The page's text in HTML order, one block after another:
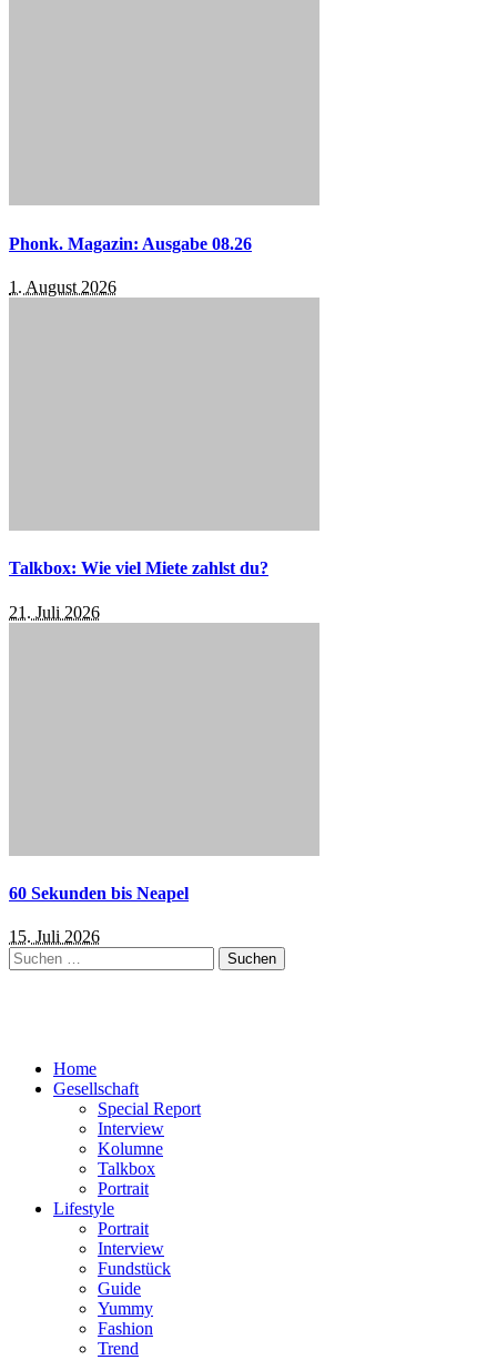
Phonk. Magazin: Ausgabe 08.26
1. August 2026
Talkbox: Wie viel Miete zahlst du?
21. Juli 2026
60 Sekunden bis Neapel
15. Juli 2026
Suchen
nach:
Home
Gesellschaft
Special Report
Interview
Kolumne
Talkbox
Portrait
Lifestyle
Portrait
Interview
Fundstück
Guide
Yummy
Fashion
Trend